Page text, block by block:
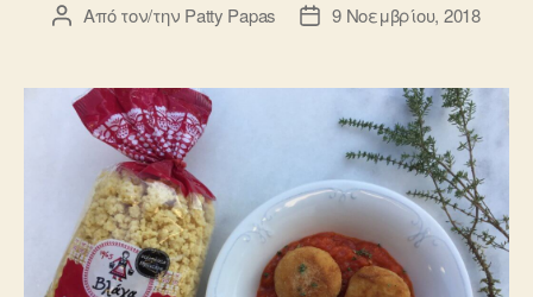
Συντάκτης
Από τον/την Patty Papas
Ημ.9 Νοεμβρίου, 2018